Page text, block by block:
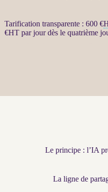
Tarification transparente : 600 €
€HTpar jour dès le quatrième
Le principe : l’IA
La ligne de